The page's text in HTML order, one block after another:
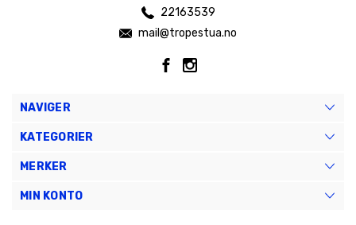
22163539
mail@tropestua.no
NAVIGER
KATEGORIER
MERKER
MIN KONTO